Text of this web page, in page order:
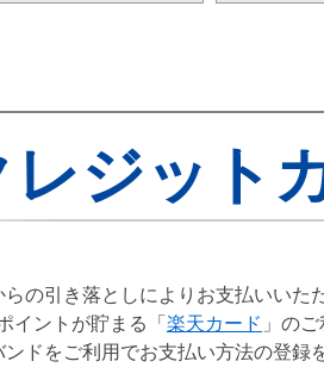
レジット
らの引き落としによりお支払いい
イントが貯まる「 楽天カード 」の
ドをご利用でお支払い方法の登録